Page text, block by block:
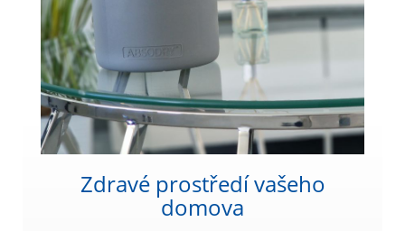
Zdravé prostředí vašeho
domova